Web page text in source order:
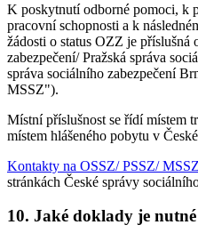
K poskytnutí odborné pomoci, k
pracovní schopnosti a k
žádosti o status OZZ je příslušná
zabezpečení/ Pražská správa
správa sociálního zabezpečení
MSSZ").
Místní příslušnost se řídí místem
místem hlášeného pobytu v
Kontakty na OSSZ/ PSSZ/ MSSZ
stránkách České správy
10. Jaké doklady je nutné